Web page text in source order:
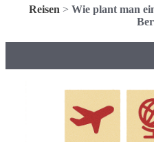
Reisen > Wie plant man